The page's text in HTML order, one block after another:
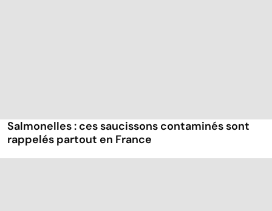
Salmonelles : ces saucissons contaminés sont
rappelés partout en France